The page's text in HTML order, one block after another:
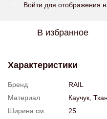
Войти для отображения
В избранное
Характеристики
Бренд
RAIL
Материал
Каучук,
Ширина см.
25